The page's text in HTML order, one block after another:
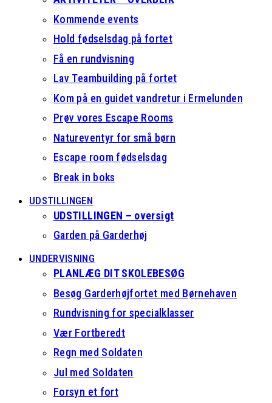
Kommende events
Hold fødselsdag på fortet
Få en rundvisning
Lav Teambuilding på fortet
Kom på en guidet vandretur i Ermelunden
Prøv vores Escape Rooms
Natureventyr for små børn
Escape room fødselsdag
Break in boks
UDSTILLINGEN
UDSTILLINGEN – oversigt
Garden på Garderhøj
UNDERVISNING
PLANLÆG DIT SKOLEBESØG
Besøg Garderhøjfortet med Børnehaven
Rundvisning for specialklasser
Vær Fortberedt
Regn med Soldaten
Jul med Soldaten
Forsyn et fort